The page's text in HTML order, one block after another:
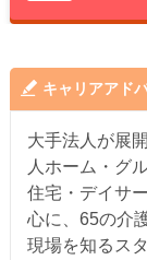
キャリアアド
大手法人が展
人ホーム・グ
住宅・デイサ
心に、65の介
現場を知るス